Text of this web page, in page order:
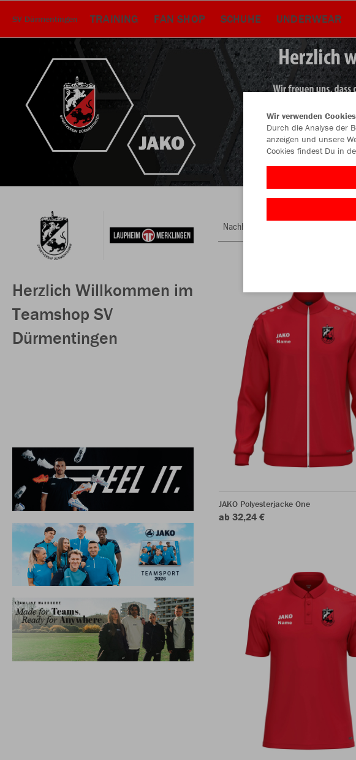
SV Dürmentingen TRAINING FAN SHOP SCHUHE UNDERWEAR
Herzlich Willkommen im
Teamshop SV
Dürmentingen
Nachhaltig
JAKO Polyesterjacke One
ab 32,24 €
Wir verwenden Cookies
Durch die Analyse der
anzeigen und unsere
Cookies findest Du in